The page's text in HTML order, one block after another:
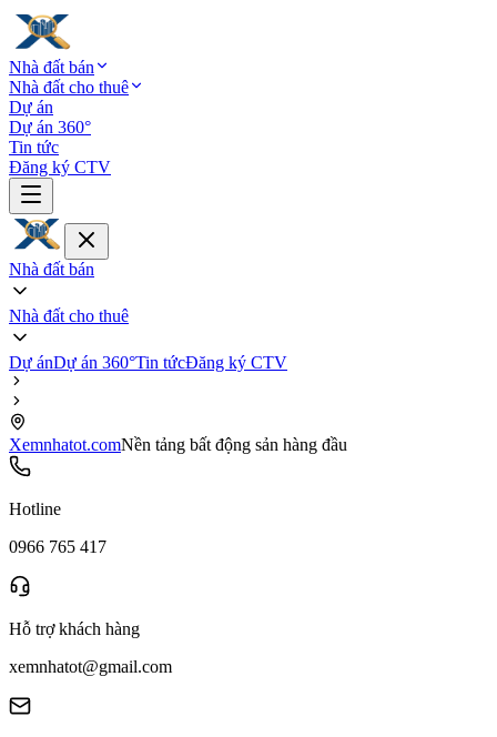
Nhà đất bán
Nhà đất cho thuê
Dự án
Dự án 360°
Tin tức
Đăng ký CTV
Nhà đất bán
Nhà đất cho thuê
Dự ánDự án 360°Tin tứcĐăng ký CTV
Xemnhatot.comNền tảng bất động sản hàng đầu
Hotline
0966 765 417
Hỗ trợ khách hàng
xemnhatot@gmail.com